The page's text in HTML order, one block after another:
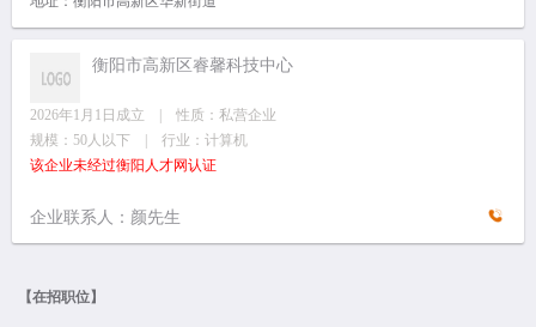
衡阳市高新区睿馨科技中心
2026年1月1日成立 | 性质：私营企业
规模：50人以下 | 行业：计算机
该企业未经过衡阳人才网认证
企业联系人：颜先生
【在招职位】